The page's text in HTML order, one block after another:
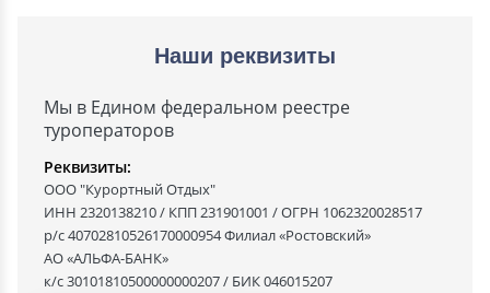
Наши реквизиты
Мы в Едином федеральном реестре
туроператоров
Реквизиты:
ООО "Курортный Отдых"
ИНН 2320138210 / КПП 231901001 / ОГРН 1062320028517
р/с 40702810526170000954 Филиал «Ростовский»
АО «АЛЬФА-БАНК»
к/с 30101810500000000207 / БИК 046015207